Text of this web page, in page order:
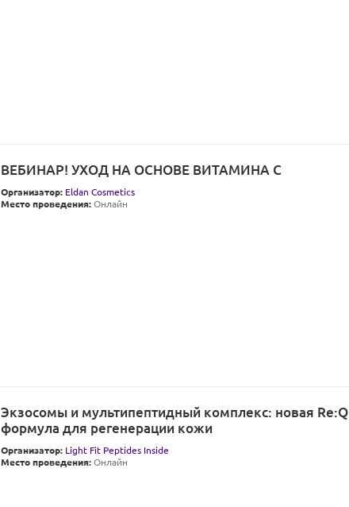
ВЕБИНАР! УХОД НА ОСНОВЕ ВИТАМИНА С
Организатор: Eldan Cosmetics
Место проведения: Онлайн
Экзосомы и мультипептидный комплекс: новая Re:Q
формула для регенерации кожи
Организатор: Light Fit Peptides Inside
Место проведения: Онлайн